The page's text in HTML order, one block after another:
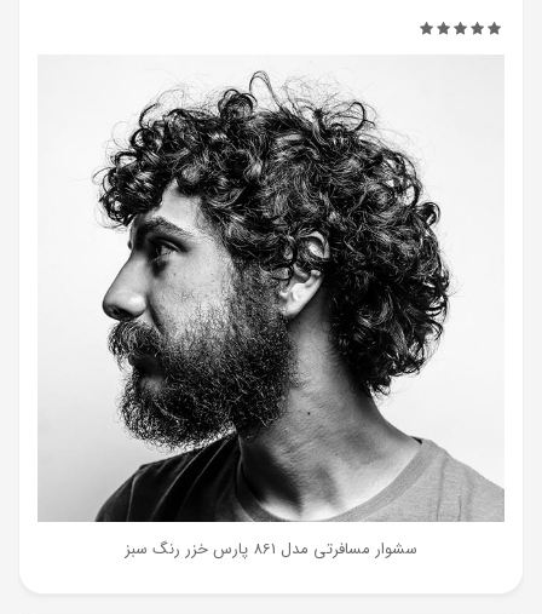
سشوار مسافرتی مدل 861 پارس خزر رنگ سبز